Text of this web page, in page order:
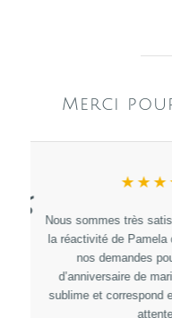
Merci
“
Un énorme
sont
et sont
on ne pouvais
faires parts de